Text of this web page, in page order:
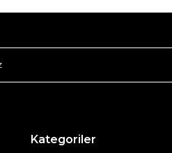
Kategoriler